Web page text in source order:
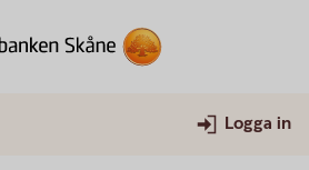
Logga in